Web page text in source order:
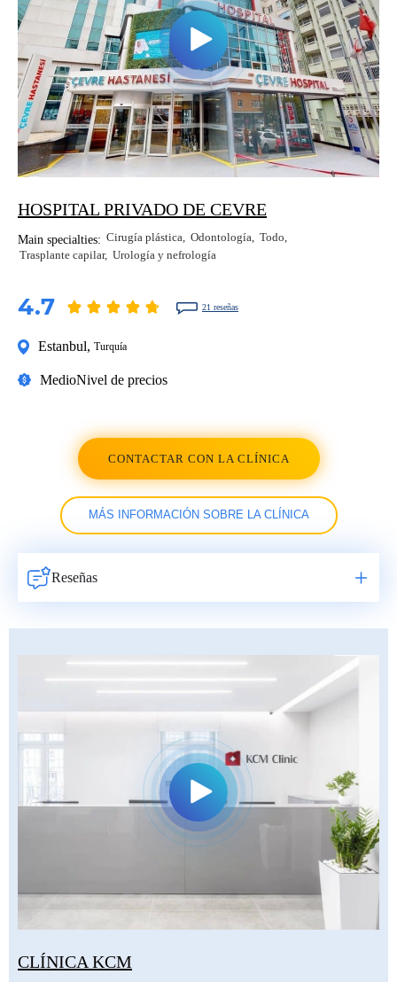
HOSPITAL PRIVADO DE CEVRE
Main specialties: Cirugía plástica Odontología Todo
Trasplante capilar Urología y nefrología
4.7 21 reseñas
Estanbul, Turquía
MedioNivel de precios
CONTACTAR CON LA CLÍNICA
MÁS INFORMACIÓN SOBRE LA CLÍNICA
Reseñas
CLÍNICA KCM